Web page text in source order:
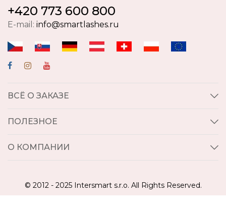
+420 773 600 800
E-mail: info@smartlashes.ru
ВСЁ О ЗАКАЗЕ
ПОЛЕЗНОЕ
О КОМПАНИИ
© 2012 - 2025 Intersmart s.r.o. All Rights Reserved.